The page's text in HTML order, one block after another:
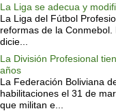
La Liga se adecua y
La Liga del Fútbol
reformas de la
dicie...
La División Profesional
años
La Federación Boliviana
habilitaciones el 31 de
que militan e...